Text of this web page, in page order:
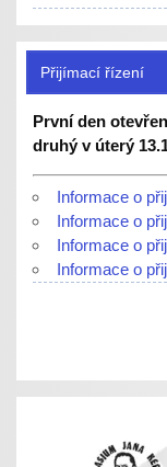
Přijímací řízení
První den
druhý v úterý
Informace o
Informace o
Informace o
Informace o